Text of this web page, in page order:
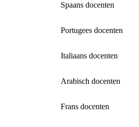
Spaans docenten
Portugees docenten
Italiaans docenten
Arabisch docenten
Frans docenten